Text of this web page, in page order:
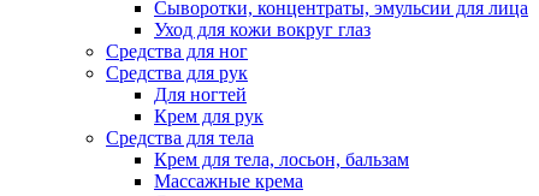
Сыворотки, концентраты, эмульсии для лица
Уход для кожи вокруг глаз
Средства для ног
Средства для рук
Для ногтей
Крем для рук
Средства для тела
Крем для тела, лосьон, бальзам
Массажные крема